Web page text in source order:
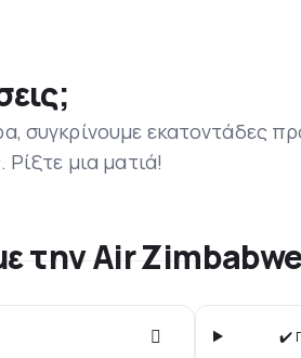
συγκρίνουμε εκατοντάδες
Ρίξτε μια ματιά!
την Air Zimbabwe
✔️